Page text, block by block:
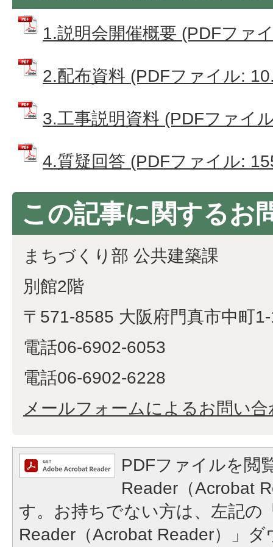
1.説明会開催概要 (PDFファ
2.配布資料 (PDFファイル:
3.工事説明資料 (PDFファイ
4.質疑回答 (PDFファイル:
この記事に関するお
まちづくり部 公共建築課
別館2階
〒571-8585 大阪府門真市中町
電話06-6902-6053
電話06-6902-6228
メールフォームによるお問い合
PDFファイルを閲
Reader（Acrobat
す。お持ちでない方は、左記の
Reader（Acrobat Reader）」